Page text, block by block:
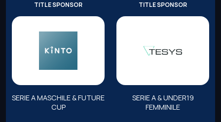
TITLE SPONSOR
SERIE A MASCHILE & FUTURE
CUP
TITLE SPONSOR
SERIE A & UNDER19
FEMMINILE